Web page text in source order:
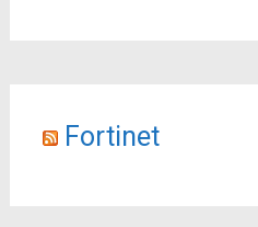
Fortinet